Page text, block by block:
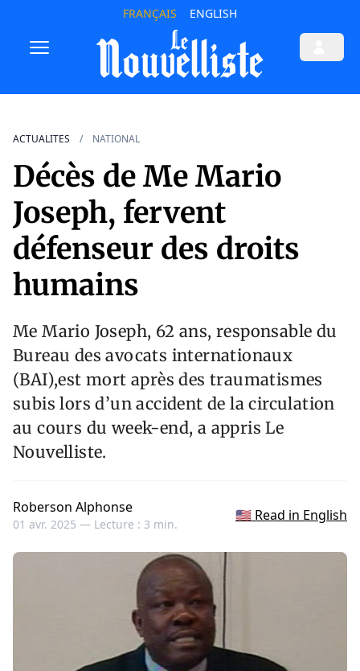
FRANÇAIS ENGLISH
ACTUALITES NATIONAL
Décès de Me Mario
Joseph, fervent
défenseur des droits
humains
Me Mario Joseph, 62 ans, responsable du
Bureau des avocats internationaux
(BAI),est mort après des traumatismes
subis lors d’un accident de la circulation
au cours du week-end, a appris Le
Nouvelliste.
Roberson Alphonse
01 avr. 2025 — Lecture : 3 min.
🇺🇸 Read in English